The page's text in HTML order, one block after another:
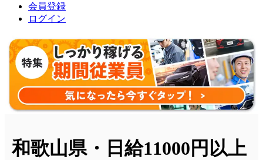
会員登録
ログイン
和歌山県・日給11000円以上